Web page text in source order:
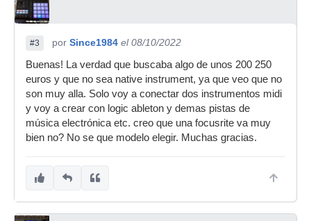
#3 por Since1984 el 08/10/2022
Buenas! La verdad que buscaba algo de unos 200 250
euros y que no sea native instrument, ya que veo que no
son muy alla. Solo voy a conectar dos instrumentos midi
y voy a crear con logic ableton y demas pistas de
música electrónica etc. creo que una focusrite va muy
bien no? No se que modelo elegir. Muchas gracias.